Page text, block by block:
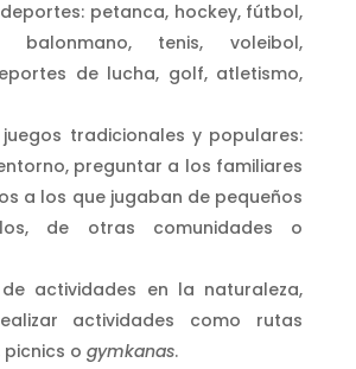
petanca, hockey, fútbol,
balonmano, tenis, voleibol,
de lucha, golf, atletismo,
tradicionales y populares:
preguntar a los familiares
a los que jugaban de pequeños
de otras comunidades o
de actividades en la naturaleza,
actividades como rutas
o gymkanas.